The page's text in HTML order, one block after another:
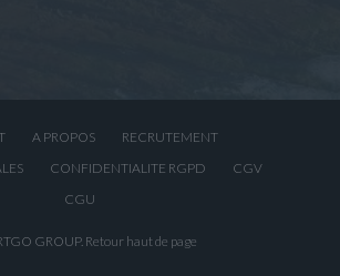
A PROPOS
RECRUTEMENT
CONFIDENTIALITE RGPD
CGV
CGU
GROUP. Retour haut de page